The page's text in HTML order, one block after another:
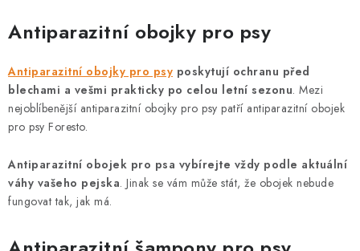
Antiparazitní obojky pro psy
Antiparazitní obojky pro psy poskytují ochranu před
blechami a vešmi prakticky po celou letní sezonu. Mezi
nejoblíbenější antiparazitní obojky pro psy patří antiparazitní obojek
pro psy Foresto.
Antiparazitní obojek pro psa vybírejte vždy podle aktuální
váhy vašeho pejska. Jinak se vám může stát, že obojek nebude
fungovat tak, jak má.